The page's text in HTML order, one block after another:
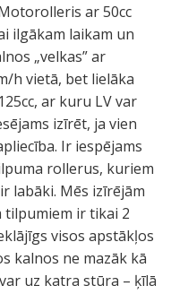
ar 50cc
ilgākam laikam un
„velkas” ar
h vietā, bet lielāka
ar kuru LV var
izīrēt, ja vien
Ir iespējams
rollerus, kuriem
labāki. Mēs izīrējām
tilpumiem ir tikai 2
visos apstākļos
kalnos ne mazāk kā
uz katra stūra – ķīlā